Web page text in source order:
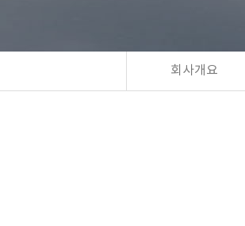
회사개요